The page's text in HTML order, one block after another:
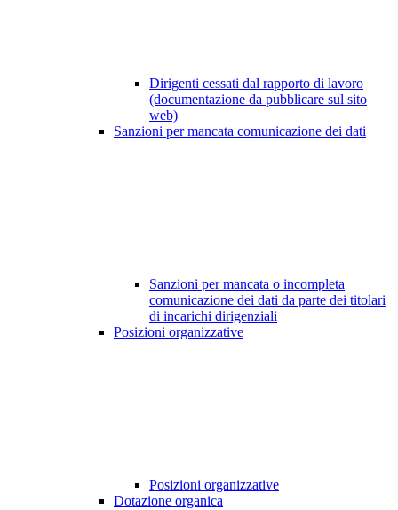
Dirigenti cessati dal rapporto di lavoro
(documentazione da pubblicare sul sito
web)
Sanzioni per mancata comunicazione dei dati
Sanzioni per mancata o incompleta
comunicazione dei dati da parte dei titolari
di incarichi dirigenziali
Posizioni organizzative
Posizioni organizzative
Dotazione organica